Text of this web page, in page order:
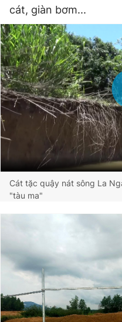
cát, giàn bơm...
Cát tặc quậy nát sông La
"tàu ma"